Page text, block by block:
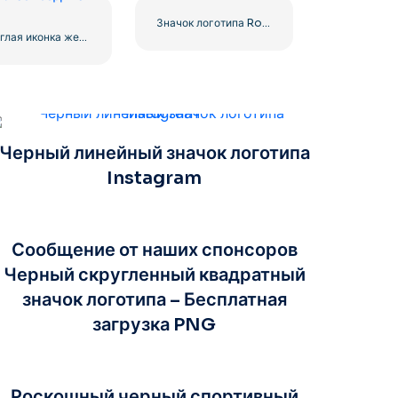
Округлая иконка желтой звезды
Значок логотипа Roblox
линейный значок логотипа
Instagram
Сообщение от наших спонсоров
Черный скругленный квадратный
значок логотипа – Бесплатная
загрузка PNG